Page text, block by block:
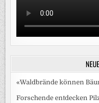
«Waldbrände können
Forschende entdecken